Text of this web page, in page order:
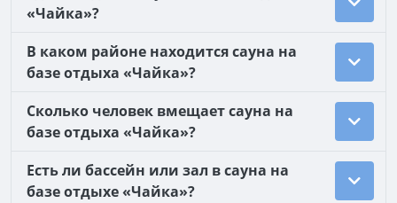
«Чайка»?
В каком районе находится сауна на
базе отдыха «Чайка»?
Сколько человек вмещает сауна на
базе отдыха «Чайка»?
Есть ли бассейн или зал в сауна на
базе отдыхе «Чайка»?